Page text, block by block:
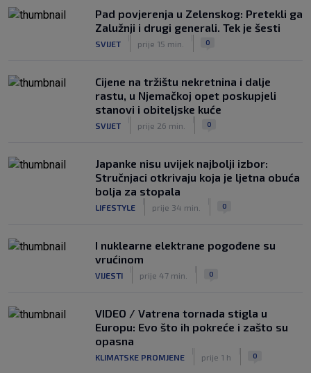
Pad povjerenja u Zelenskog: Pretekli ga
Zalužnji i drugi generali. Tek je šesti
SVIJET prije 15 min. 0
Cijene na tržištu nekretnina i dalje
rastu, u Njemačkoj opet poskupjeli
stanovi i obiteljske kuće
SVIJET prije 26 min. 0
Japanke nisu uvijek najbolji izbor:
Stručnjaci otkrivaju koja je ljetna obuća
bolja za stopala
LIFESTYLE prije 34 min. 0
I nuklearne elektrane pogođene su
vrućinom
VIJESTI prije 47 min. 0
VIDEO / Vatrena tornada stigla u
Europu: Evo što ih pokreće i zašto su
opasna
KLIMATSKE PROMJENE prije 1 h 0